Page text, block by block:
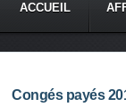
ACCUEIL
Congés payés